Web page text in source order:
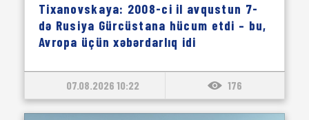
Tixanovskaya: 2008-ci il avqustun 7-
də Rusiya Gürcüstana hücum etdi – bu,
Avropa üçün xəbərdarlıq idi
07.08.2026 10:22 176